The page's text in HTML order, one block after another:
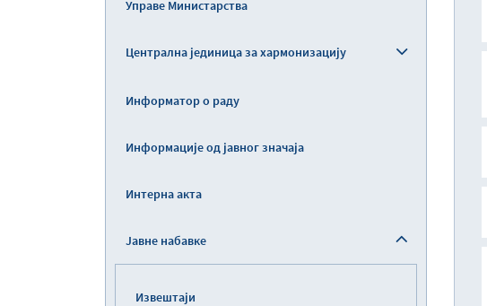
Управе Министарства
Централна јединица за хармонизацију
Информатор о раду
Информације од јавног значаја
Интерна акта
Јавне набавке
Извештаји